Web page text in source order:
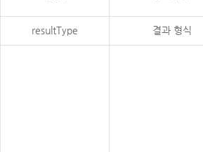
resultType 결과 형식